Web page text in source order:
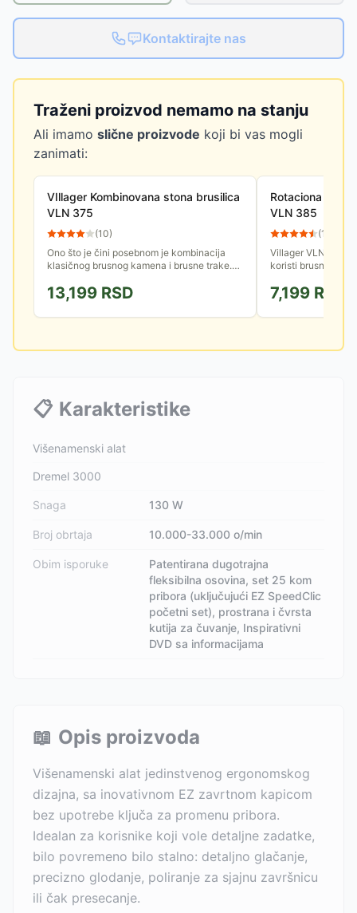
Kontaktirajte nas
Traženi proizvod nemamo na stanju
Ali imamo slične proizvode koji bi vas mogli
zanimati:
VIllager Kombinovana stona brusilica
VLN 375
(10)
Ono što je čini posebnom je kombinacija
klasičnog brusnog kamena i brusne trake.
vratu i uveličavajuće staklo...
13,199 RSD
Rotaciona
VLN 385
(13
Villager VLN 385
koristi brusni papir
ravnih...
7,199 RSD
📋 Karakteristike
Višenamenski alat
Dremel 3000
Snaga 130 W
Broj obrtaja 10.000-33.000 o/min
Obim isporuke
Patentirana dugotrajna
fleksibilna osovina, set 25 kom
pribora (uključujući EZ SpeedClic
početni set), prostrana i čvrsta
kutija za čuvanje, Inspirativni
DVD sa informacijama
📖 Opis proizvoda
Višenamenski alat jedinstvenog ergonomskog
dizajna, sa inovativnom EZ zavrtnom kapicom
bez upotrebe ključa za promenu pribora.
Idealan za korisnike koji vole detaljne zadatke,
bilo povremeno bilo stalno: detaljno glačanje,
precizno glodanje, poliranje za sjajnu završnicu
ili čak presecanje.